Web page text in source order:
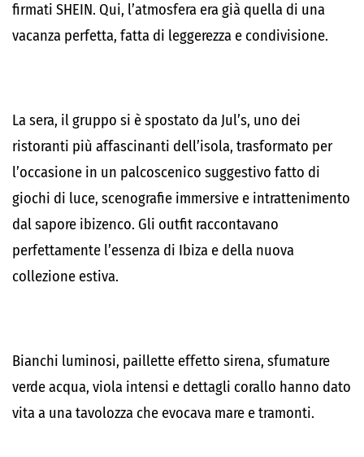
firmati SHEIN. Qui, l’atmosfera era già quella di una
vacanza perfetta, fatta di leggerezza e condivisione.
La sera, il gruppo si è spostato da Jul’s, uno dei
ristoranti più affascinanti dell’isola, trasformato per
l’occasione in un palcoscenico suggestivo fatto di
giochi di luce, scenografie immersive e intrattenimento
dal sapore ibizenco. Gli outfit raccontavano
perfettamente l’essenza di Ibiza e della nuova
collezione estiva.
Bianchi luminosi, paillette effetto sirena, sfumature
verde acqua, viola intensi e dettagli corallo hanno dato
vita a una tavolozza che evocava mare e tramonti.